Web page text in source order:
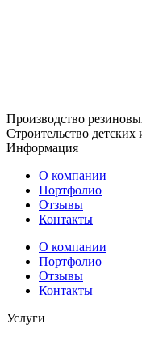
Производство
Строительство
Информация
О компании
Портфолио
Отзывы
Контакты
О компании
Портфолио
Отзывы
Контакты
Услуги